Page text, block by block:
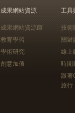
成果網站資源
成果網站資源庫
教育學習
學術研究
創意加值
工具
技術
關鍵
線上
時間
跟
旅行